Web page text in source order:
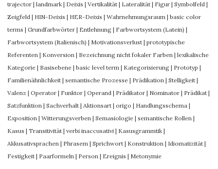
trajector | landmark | Deixis | Vertikalität | Lateralität | Figur | Symbolfeld |
Zeigfeld | HIN-Deixis | HER-Deixis | Wahrnehmungsraum | basic color
terms | Grundfarbwörter | Entlehnung | Farbwortsystem (Latein) |
Farbwortsystem (Italienisch) | Motivationsverlust | prototypische
Referenten | Konversion | Bezeichnung nicht fokaler Farben | lexikalische
Kategorie | Basisebene | basic level term | Kategorisierung | Prototyp |
Familienähnlichkeit | semantische Prozesse | Prädikation | Stelligkeit |
Valenz | Operator | Funktor | Operand | Prädikator | Nominator | Prädikat |
Satzfunktion | Sachverhalt | Aktionsart | origo | Handlungsschema |
Exposition | Witterungsverben | Semasiologie | semantische Rollen |
Kasus | Transitivität | verbi inaccusativi | Kasusgrammtik |
Akkusativsprachen | Phrasem | Sprichwort | Konstruktion | Idiomatizität |
Festigkeit | Paarformeln | Person | Ereignis | Metonymie